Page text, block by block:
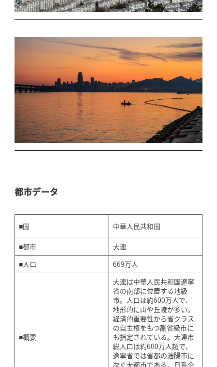
都市データ
■国 中華人民共和国
■都市
大連
■人口
669万人
■概要
大連は中華人民共和国遼寧
省の南部に位置する地級
市。人口は約600万人で、
地形的に山や丘陵が多い。
経済的重要性から省クラス
の自主権をもつ副省級市に
も指定されている。大連市
総人口は約600万人超で、
遼寧省では省都の瀋陽市に
次ぐ大都市である。日系企